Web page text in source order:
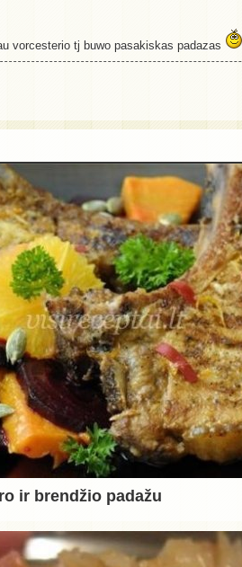
vorcesterio tj buwo pasakiskas padazas
ir brendžio padažu